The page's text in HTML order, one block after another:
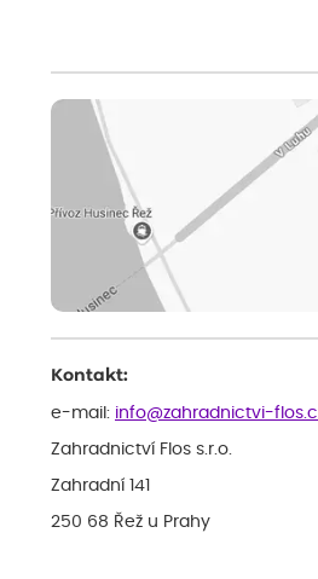
Kontakt:
e-mail: info@zahradnictvi-
Zahradnictví Flos s.r.o.
Zahradní 141
250 68 Řež u Prahy